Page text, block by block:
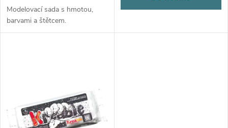
ů
ů
Modelovací sada s hmotou,
barvami a štětcem.